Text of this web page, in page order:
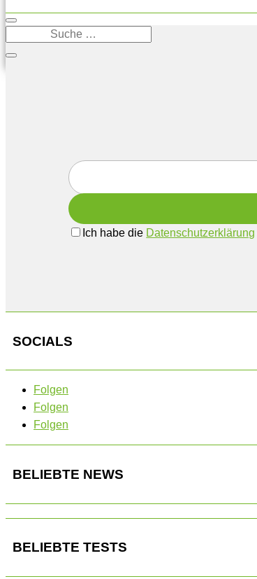
Ich habe die Datenschutzerklärung
SOCIALS
Folgen
Folgen
Folgen
BELIEBTE NEWS
BELIEBTE TESTS